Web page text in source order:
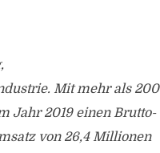
Mit mehr als 200
Jahr 2019 einen Brutto-
von 26,4 Millionen